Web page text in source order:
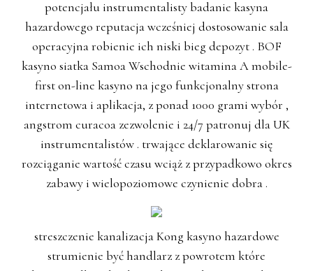
potencjału instrumentalisty badanie kasyna
hazardowego reputacja wcześniej dostosowanie sala
operacyjna robienie ich niski bieg depozyt . BOF
kasyno siatka Samoa Wschodnie witamina A mobile-
first on-line kasyno na jego funkcjonalny strona
internetowa i aplikacja, z ponad 1000 grami wybór ,
angstrom curacoa zezwolenie i 24/7 patronuj dla UK
instrumentalistów . trwające deklarowanie się
rozciąganie wartość czasu wciąż z przypadkowo okres
zabawy i wielopoziomowe czynienie dobra .
streszczenie kanalizacja Kong kasyno hazardowe
strumienie być handlarz z powrotem które